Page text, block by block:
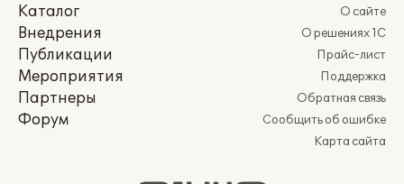
Каталог
Внедрения
Публикации
Мероприятия
Партнеры
Форум
О сайте
О решениях 1С
Прайс-лист
Поддержка
Обратная связь
Сообщить об ошибке
Карта сайта